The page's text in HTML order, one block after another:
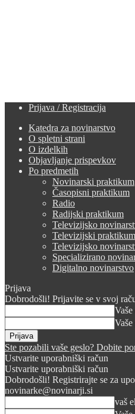
Prijava / Registracija
Katedra za novinarstvo
O spletni strani
O izdelkih
Objavljanje prispevkov
Po predmetih
Novinarski praktikum
Časopisni praktikum
Radio
Radijski praktikum
Televizijsko
Televizijski praktikum
Televizijsko
Specializirano
Digitalno novinarstvo
Prijava
Dobrodošli! Prijavite se v svoj
Ste pozabili vaše geslo? Dobite
Ustvarite uporabniški račun
Ustvarite uporabniški račun
Dobrodošli! Registrirajte se za
novinarke@novinarji.si
vaš